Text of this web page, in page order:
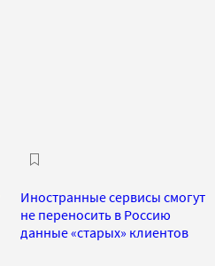
Иностранные сервисы смогут
не переносить в Россию
данные «старых» клиентов